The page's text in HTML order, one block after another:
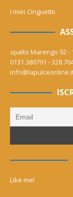
I miei Cinguettii
spalto Marengo 92 -
0131.380791 -
Like me!